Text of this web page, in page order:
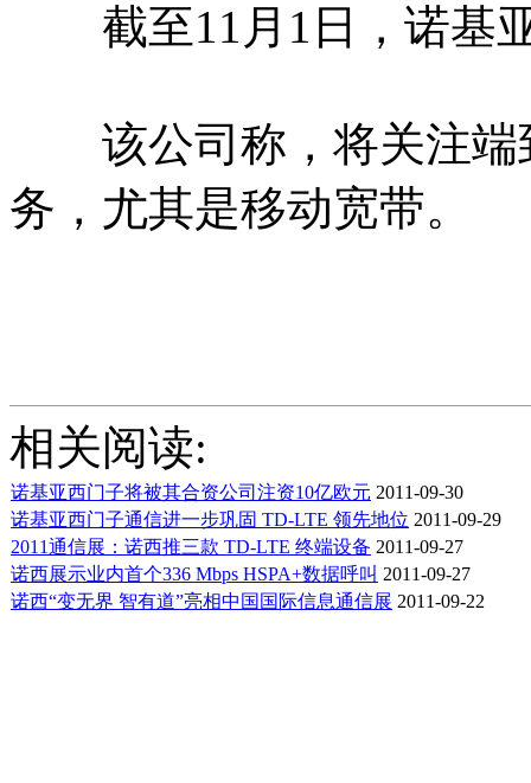
截至11月1日，诺基亚
该公司称，将关注端
务，尤其是移动宽带。
相关阅读:
诺基亚西门子将被其合资公司注资10亿欧元 2011-09-30
诺基亚西门子通信进一步巩固 TD-LTE 领先地位 2011-09-29
2011通信展：诺西推三款 TD-LTE 终端设备 2011-09-27
诺西展示业内首个336 Mbps HSPA+数据呼叫 2011-09-27
诺西“变无界 智有道”亮相中国国际信息通信展 2011-09-22